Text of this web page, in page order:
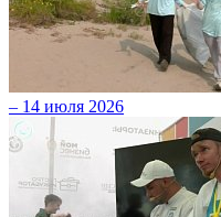
– 14 июля 2026